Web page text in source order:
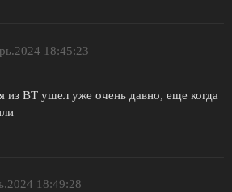
18:45:23
из ВТ ушел уже очень давно, еще когда
18:49:28